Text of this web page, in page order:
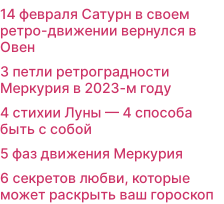
14 февраля Сатурн в своем
ретро-движении вернулся в
Овен
3 петли ретроградности
Меркурия в 2023-м году
4 стихии Луны — 4 способа
быть с собой
5 фаз движения Меркурия
6 секретов любви, которые
может раскрыть ваш гороскоп